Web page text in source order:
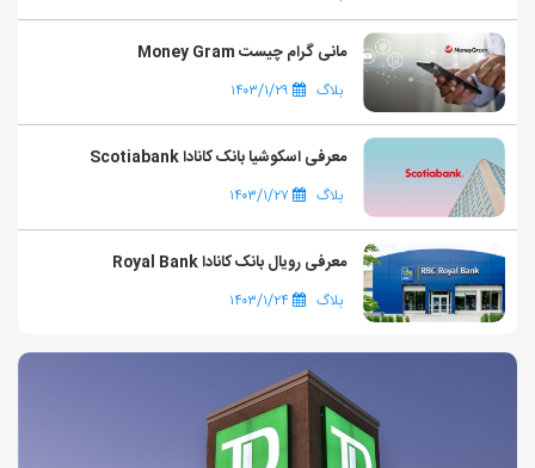
مانی گرام چیست Money Gram
بلاگ ۱۴۰۳/۱/۲۹
معرفی اسکوشیا بانک کانادا Scotiabank
بلاگ ۱۴۰۳/۱/۲۷
معرفی رویال بانک کانادا Royal Bank
بلاگ ۱۴۰۳/۱/۲۴